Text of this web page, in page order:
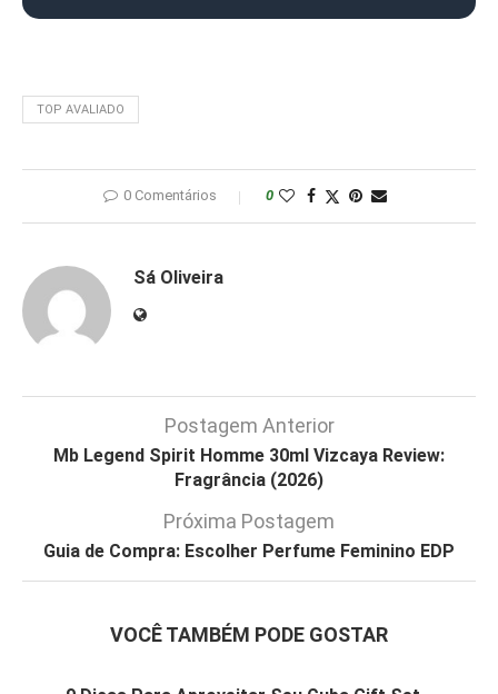
TOP AVALIADO
0 Comentários 0
Sá Oliveira
Postagem Anterior
Mb Legend Spirit Homme 30ml Vizcaya Review:
Fragrância (2026)
Próxima Postagem
Guia de Compra: Escolher Perfume Feminino EDP
VOCÊ TAMBÉM PODE GOSTAR